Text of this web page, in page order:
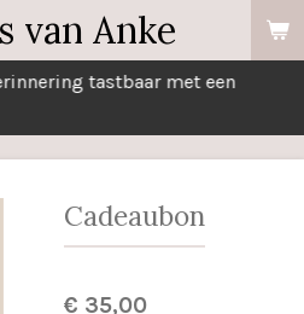
van Anke
tastbaar met een
Cadeaubon
€ 35,00